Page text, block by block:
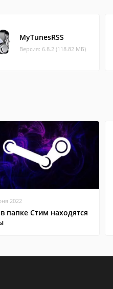
MyTunesRSS
Версия: 6.8.2 (118.82 МБ)
2022
папке Стим находятся